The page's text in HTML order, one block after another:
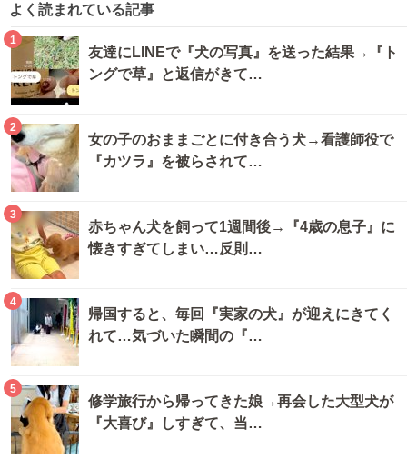
よく読まれている記事
1
友達にLINEで『犬の写真』を送った結果→『ト
ングで草』と返信がきて…
2
女の子のおままごとに付き合う犬→看護師役で
『カツラ』を被らされて…
3
赤ちゃん犬を飼って1週間後→『4歳の息子』に
懐きすぎてしまい…反則…
4
帰国すると、毎回『実家の犬』が迎えにきてく
れて…気づいた瞬間の『…
5
修学旅行から帰ってきた娘→再会した大型犬が
『大喜び』しすぎて、当…